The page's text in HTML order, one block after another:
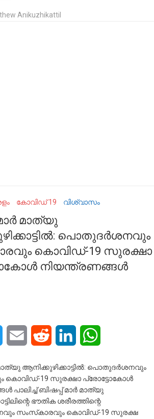
Anikuzhikattil
കോവിഡ് 19 വിശ്വാസം
മാത്യു
പൊതുദര്‍ശനവും
കൊവിഡ്-19 സുരക്ഷാ
നിയന്ത്രണങ്ങള്‍
Twitter Email Reddit LinkedIn
ആനിക്കുഴിക്കാട്ടില്‍: പൊതുദര്‍ശനവും
കൊവിഡ്-19 സുരക്ഷാ പ്രോട്ടോകോള്‍
പാലിച്ച് ബിഷപ്പ് മാര്‍ മാത്യു
ഭൗതിക ശരീരത്തിന്റെ
സംസ്‌കാരവും കൊവിഡ്-19 സുരക്ഷ